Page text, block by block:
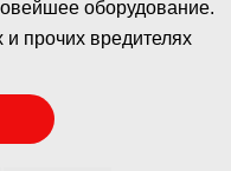
оборудование.
и прочих вредителях